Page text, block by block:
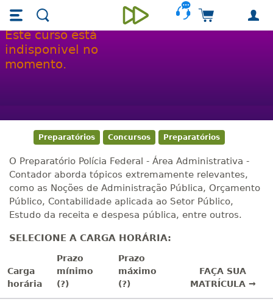
Skip main navigation
Skip to main content
Unieducar
Carrinho de
Curso online Preparatório
Polícia Federal - Área
Este curso está
indisponivel no
momento.
Preparatórios Concursos Preparatórios
O Preparatório Polícia Federal - Área Administrativa -
Contador aborda tópicos extremamente relevantes,
como as Noções de Administração Pública, Orçamento
Público, Contabilidade aplicada ao Setor Público,
Estudo da receita e despesa pública, entre outros.
SELECIONE A CARGA HORÁRIA:
Carga
horária
Prazo
mínimo
(?)
Prazo
máximo
(?)
FAÇA SUA
MATRÍCULA →